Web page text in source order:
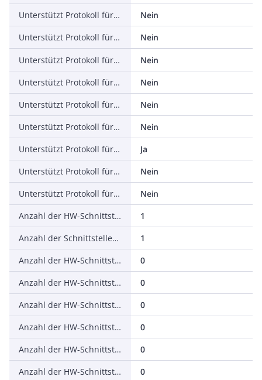
Unterstützt Protokoll für SERCOS
Nein
Unterstützt Protokoll für Foundation Fieldbus
Nein
Unterstützt Protokoll für EtherNet/IP
Nein
Unterstützt Protokoll für AS-Interface Safety at Work
Nein
Unterstützt Protokoll für DeviceNet Safety
Nein
Unterstützt Protokoll für INTERBUS-Safety
Nein
Unterstützt Protokoll für PROFIsafe
Ja
Unterstützt Protokoll für SafetyBUS p
Nein
Unterstützt Protokoll für BACnet
Nein
Anzahl der HW-Schnittstellen Industrial Ethernet
1
Anzahl der Schnittstellen PROFINET
1
Anzahl der HW-Schnittstellen seriell RS-232
0
Anzahl der HW-Schnittstellen seriell RS-422
0
Anzahl der HW-Schnittstellen seriell RS-485
0
Anzahl der HW-Schnittstellen seriell TTY
0
Anzahl der HW-Schnittstellen USB
0
Anzahl der HW-Schnittstellen parallel
0